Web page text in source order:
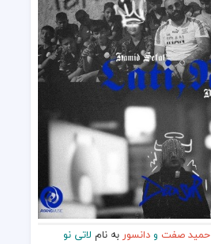
حمید صفت ودانسور به نام لاتی نو